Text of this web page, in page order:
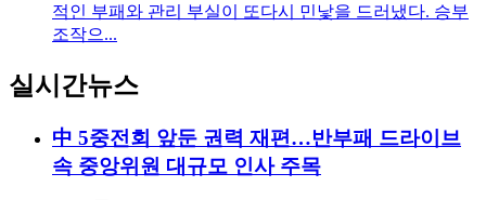
적인 부패와 관리 부실이 또다시 민낯을 드러냈다. 승부
조작으...
실시간뉴스
中 5중전회 앞둔 권력 재편…반부패 드라이브
속 중앙위원 대규모 인사 주목